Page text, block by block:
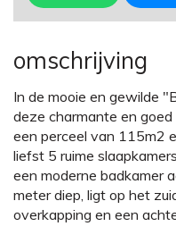
omschrijving
In de mooie en gewilde
deze charmante en
een perceel van 115m2
liefst 5 ruime
een moderne badkamer
meter diep, ligt op het
overkapping en een